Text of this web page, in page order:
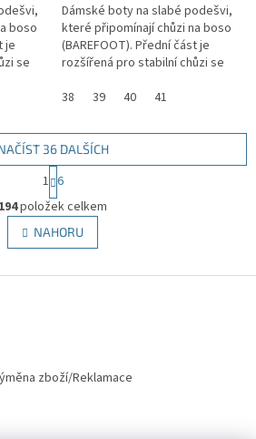
boso
je
se
Dámské boty na slabé podešvi,
které připomínají chůzi na boso
(BAREFOOT). Přední část je
rozšířená pro stabilní chůzi se
38
39 40 41
O
v
l
á
v
k
36 DALŠÍCH
S
t
r
á
n
k
v
1 6
194položek celkem
NAHORU
zboží/Reklamace